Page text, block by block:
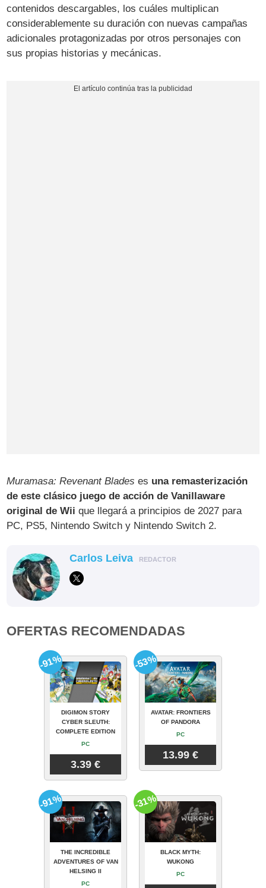
contenidos descargables, los cuáles multiplican
considerablemente su duración con nuevas campañas
adicionales protagonizadas por otros personajes con
sus propias historias y mecánicas.
Muramasa: Revenant Blades es una remasterización
de este clásico juego de acción de Vanillaware
original de Wii que llegará a principios de 2027 para
PC, PS5, Nintendo Switch y Nintendo Switch 2.
Carlos Leiva REDACTOR
OFERTAS RECOMENDADAS
DIGIMON STORY
CYBER SLEUTH:
COMPLETE EDITION
PC
3.39 €
-91%
AVATAR: FRONTIERS
OF PANDORA
PC
13.99 €
-53%
THE INCREDIBLE
ADVENTURES OF VAN
HELSING II
PC
-91%
BLACK MYTH:
WUKONG
PC
-31%